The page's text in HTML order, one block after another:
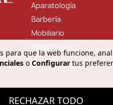
para que la web funcione,
o Configurar tus
RECHAZAR TODO
Aparatología
Barbería
Mobiliario
Marcas